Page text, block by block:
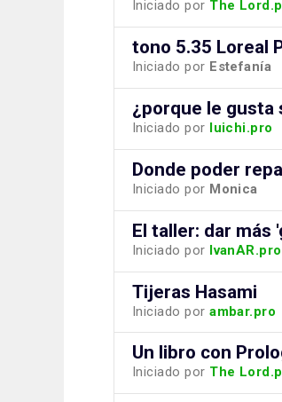
Iniciado por The
tono 5.35 Loreal
Iniciado por Estefanía
¿porque le gusta
Iniciado por luichi.pro
Donde poder
Iniciado por Monica
El taller: dar más
Iniciado por IvanAR.pro
Tijeras Hasami
Iniciado porambar.pro
Un libro con
Iniciado por The